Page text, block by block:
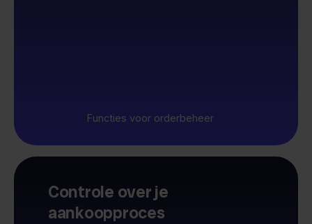
Functies voor orderbeheer
Controle over je
aankoopproces